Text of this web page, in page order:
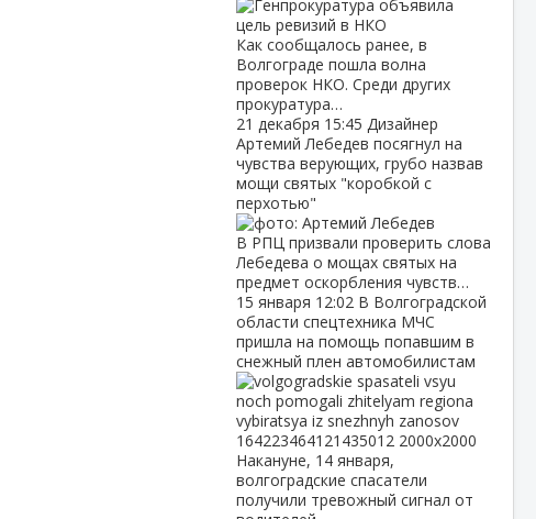
Как сообщалось ранее, в
Волгограде пошла волна
проверок НКО. Среди других
прокуратура…
21 декабря 15:45 Дизайнер
Артемий Лебедев посягнул на
чувства верующих, грубо назвав
мощи святых "коробкой с
перхотью"
В РПЦ призвали проверить слова
Лебедева о мощах святых на
предмет оскорбления чувств…
15 января 12:02 В Волгоградской
области спецтехника МЧС
пришла на помощь попавшим в
снежный плен автомобилистам
Накануне, 14 января,
волгоградские спасатели
получили тревожный сигнал от